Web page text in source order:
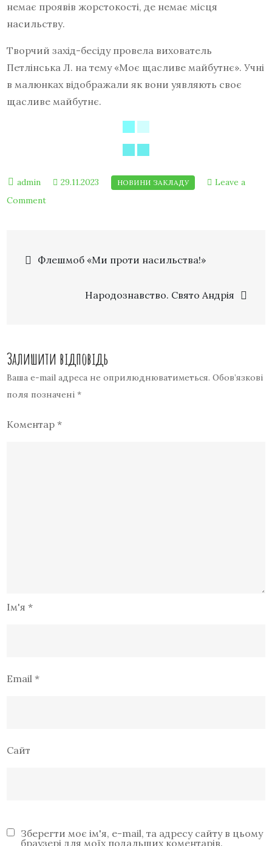
немає проявів жорстокості, де немає місця
насильству.
Творчий захід-бесіду провела вихователь
Петлінська Л. на тему «Моє щасливе майбутнє». Учні
в малюнках відображали як вони уявляють своє
щасливе майбутнє.
29.11.2023
Leave a
Comment
Флешмоб «Ми проти насильства!»
Народознавство. Свято Андрія
Залишити відповідь
Ваша e-mail адреса не оприлюднюватиметься. Обов’язкові
поля позначені*
Коментар*
Ім'я*
Email*
Сайт
Зберегти моє ім'я, e-mail, та адресу сайту в цьому
браузері для моїх подальших коментарів.